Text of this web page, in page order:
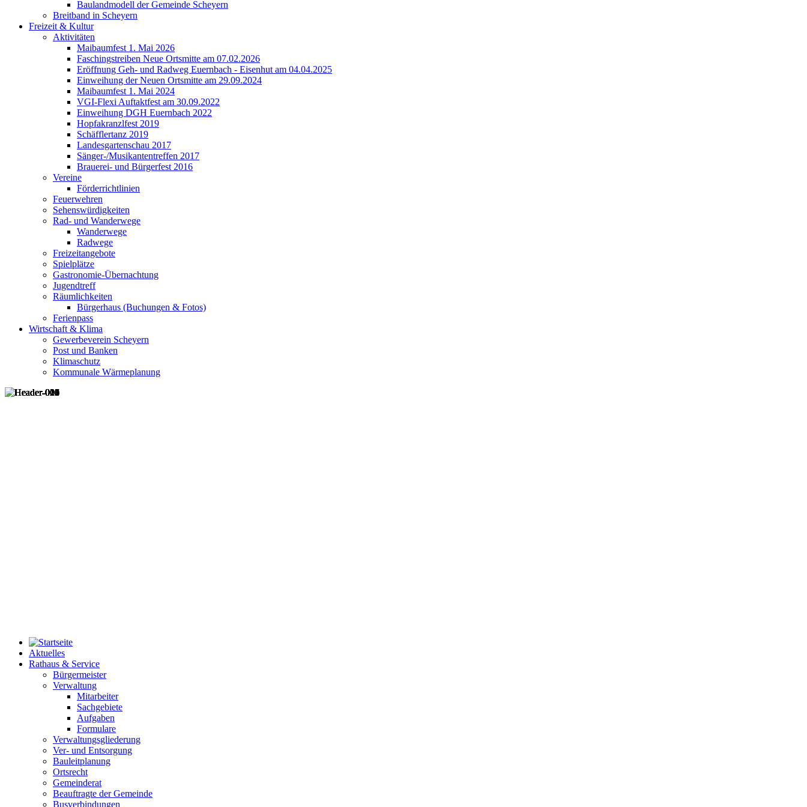
Baulandmodell der Gemeinde Scheyern
Breitband in Scheyern
Freizeit & Kultur
Aktivitäten
Maibaumfest 1. Mai 2026
Faschingstreiben Neue Ortsmitte am 07.02.2026
Eröffnung Geh- und Radweg Euernbach - Eisenhut am 04.04.2025
Einweihung der Neuen Ortsmitte am 29.09.2024
Maibaumfest 1. Mai 2024
VGI-Flexi Auftaktfest am 30.09.2022
Einweihung DGH Euernbach 2022
Hopfakranzlfest 2019
Schäfflertanz 2019
Landesgartenschau 2017
Sänger-/Musikantentreffen 2017
Brauerei- und Bürgerfest 2016
Vereine
Förderrichtlinien
Feuerwehren
Sehenswürdigkeiten
Rad- und Wanderwege
Wanderwege
Radwege
Freizeitangebote
Spielplätze
Gastronomie-Übernachtung
Jugendtreff
Räumlichkeiten
Bürgerhaus (Buchungen & Fotos)
Ferienpass
Wirtschaft & Klima
Gewerbeverein Scheyern
Post und Banken
Klimaschutz
Kommunale Wärmeplanung
Aktuelles
Rathaus & Service
Bürgermeister
Verwaltung
Mitarbeiter
Sachgebiete
Aufgaben
Formulare
Verwaltungsgliederung
Ver- und Entsorgung
Bauleitplanung
Ortsrecht
Gemeinderat
Beauftragte der Gemeinde
Busverbindungen